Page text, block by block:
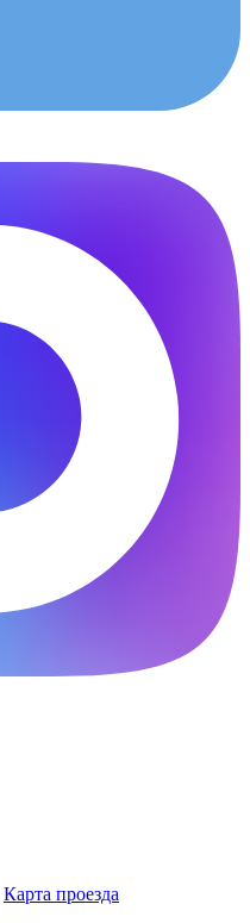
Карта проезда